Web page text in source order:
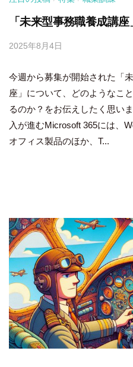
「未来型事務職養成講
2025年8月4日
吉
豪
今週から募集が開始された「
座」について、どのようなこ
るのか？をお伝えしたく思い
入が進むMicrosoft 365には、
オフィス製品のほか、T...